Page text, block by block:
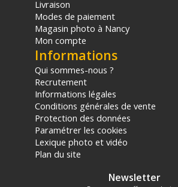
Livraison
Modes de paiement
Magasin photo à Nancy
Mon compte
Informations
Qui sommes-nous ?
Recrutement
Informations légales
Conditions générales de vente
Protection des données
Paramétrer les cookies
Lexique photo et vidéo
Plan du site
Newsletter